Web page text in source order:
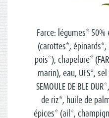
Farce: légumes*
(carottes*,
pois*), chapelure*
marin), eau, UFS*,
SEMOULE DE BLE
de riz*, huile de
épices* (ail*,